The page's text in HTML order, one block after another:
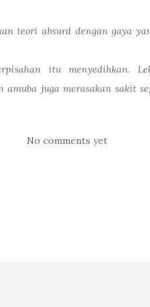
teori absurd dengan gaya
itu menyedihkan.
juga merasakan sakit
No comments yet